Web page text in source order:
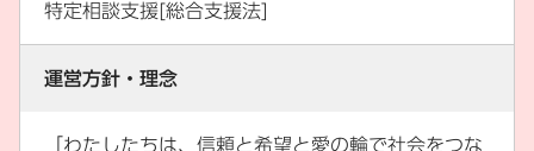
特定相談支援[総合支援法]
運営方針・理念
「わたしたちは、信頼と希望と愛の輪で社会をつな